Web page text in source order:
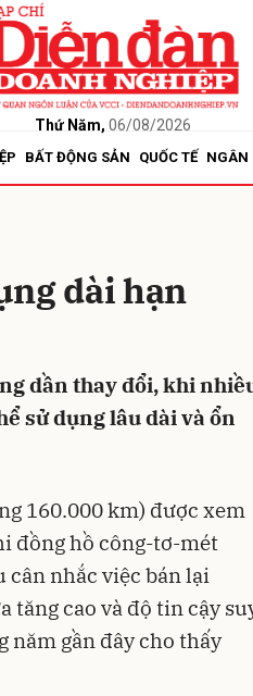
Thứ Năm, 06/08/2026
BẤT ĐỘNG SẢN QUỐC TẾ NGÂN
dài hạn
dần thay đổi, khi
sử dụng lâu dài và ổn
160.000 km) được xem
đồng hồ công-tơ-mét
cân nhắc việc bán lại
tăng cao và độ tin cậy
gần đây cho thấy